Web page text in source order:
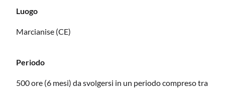
Luogo
Marcianise (CE)
Periodo
500 ore (6 mesi) da svolgersi in un periodo compreso tra